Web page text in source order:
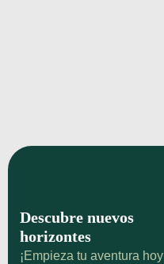
Descubre nuevos
horizontes
¡Empieza tu aventura hoy